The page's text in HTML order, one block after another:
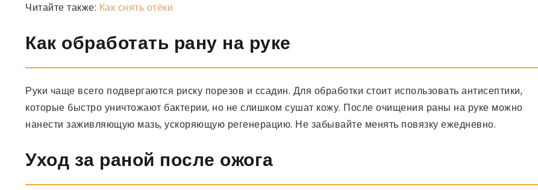
Читайте также: Как снять отёки
Как обработать рану на руке
Руки чаще всего подвергаются риску порезов и ссадин. Для обработки стоит использовать антисептики,
которые быстро уничтожают бактерии, но не слишком сушат кожу. После очищения раны на руке можно
нанести заживляющую мазь, ускоряющую регенерацию. Не забывайте менять повязку ежедневно.
Уход за раной после ожога